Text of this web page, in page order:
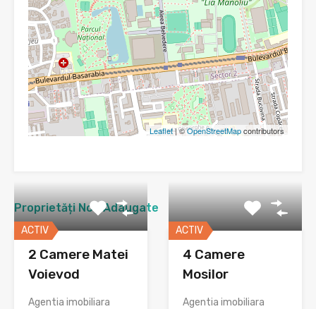
Leaflet| ©OpenStreetMapcontributors
Proprietăți Nou Adaugate
ACTIV
2 Camere Matei
Voievod
Agentia imobiliara
ACTIV
4 Camere
Mosilor
Agentia imobiliara